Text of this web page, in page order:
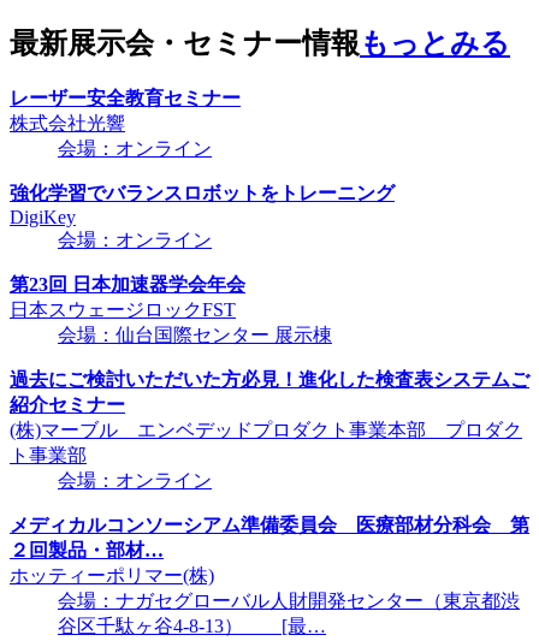
最新展示会・セミナー情報もっとみる
レーザー安全教育セミナー
株式会社光響
会場：オンライン
強化学習でバランスロボットをトレーニング
DigiKey
会場：オンライン
第23回 日本加速器学会年会
日本スウェージロックFST
会場：仙台国際センター 展示棟
過去にご検討いただいた方必見！進化した検査表システムご
紹介セミナー
(株)マーブル エンベデッドプロダクト事業本部 プロダク
ト事業部
会場：オンライン
メディカルコンソーシアム準備委員会 医療部材分科会 第
２回製品・部材…
ホッティーポリマー(株)
会場：ナガセグローバル人財開発センター（東京都渋
谷区千駄ヶ谷4-8-13） [最…